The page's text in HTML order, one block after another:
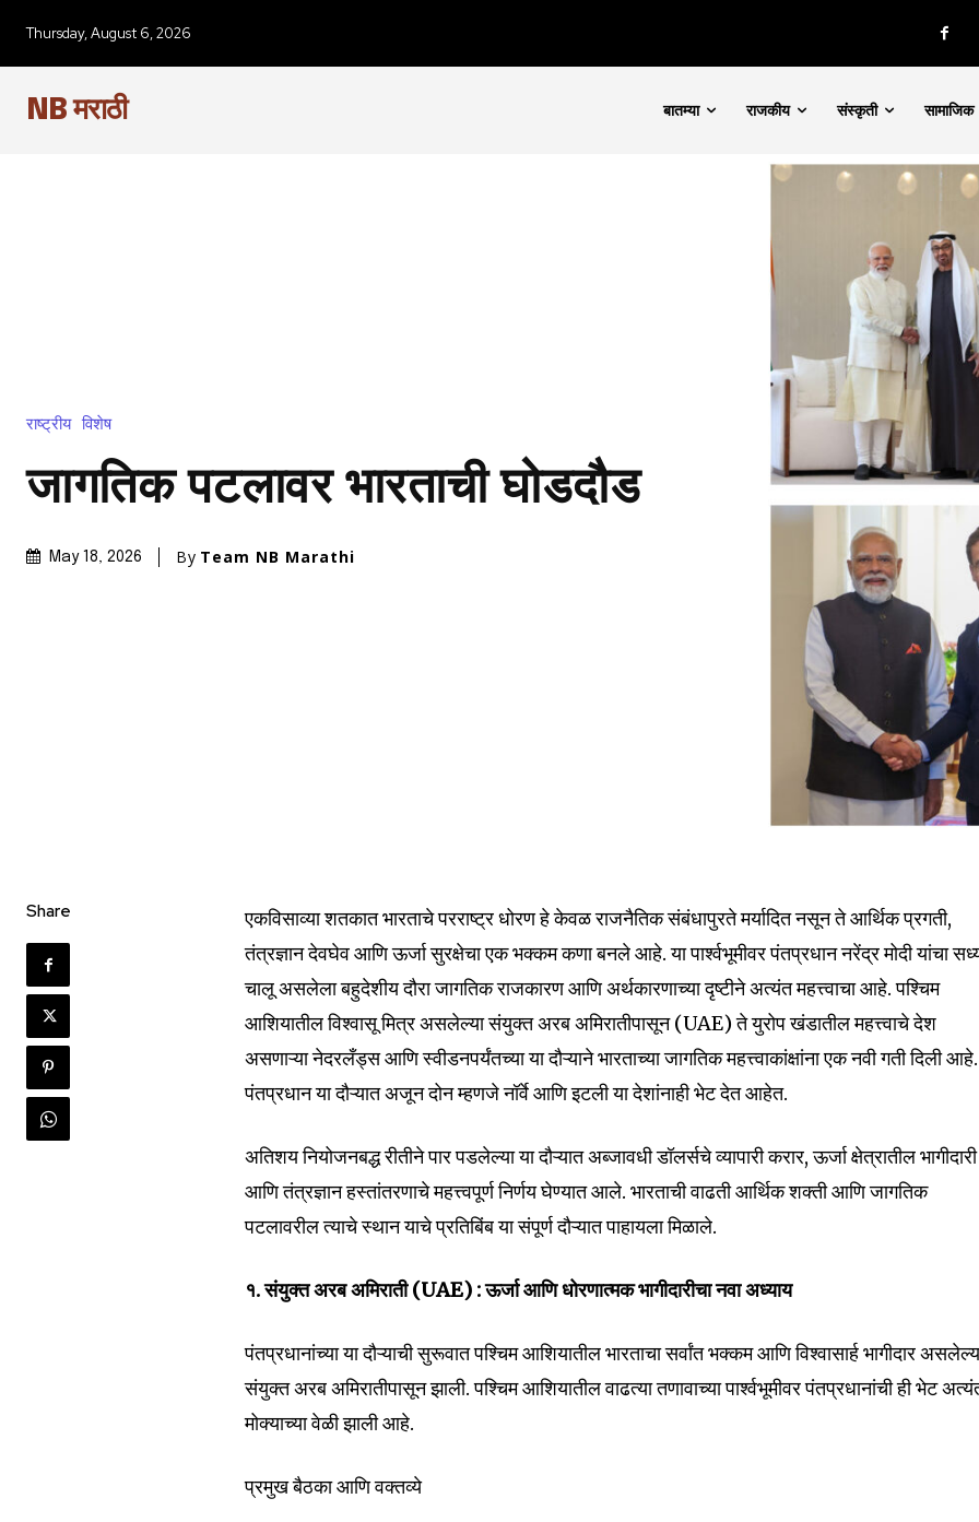
Thursday, August 6, 2026
NB मराठी बातम्या राजकीय संस्कृती सामाजिक
राष्ट्रीय विशेष
जागतिक पटलावर भारताची घोडदौड
May 18, 2026 By Team NB Marathi
Share
एकविसाव्या शतकात भारताचे परराष्ट्र धोरण हे केवळ राजनैतिक संबंधापुरते मर्यादित नसून ते आर्थिक प्रगती,
तंत्रज्ञान देवघेव आणि ऊर्जा सुरक्षेचा एक भक्कम कणा बनले आहे. या पार्श्वभूमीवर पंतप्रधान नरेंद्र मोदी यांचा
चालू असलेला बहुदेशीय दौरा जागतिक राजकारण आणि अर्थकारणाच्या दृष्टीने अत्यंत महत्त्वाचा आहे. पश्चिम
आशियातील विश्वासू मित्र असलेल्या संयुक्त अरब अमिरातीपासून (UAE) ते युरोप खंडातील महत्त्वाचे देश
असणाऱ्या नेदरलँड्स आणि स्वीडनपर्यंतच्या या दौऱ्याने भारताच्या जागतिक महत्त्वाकांक्षांना एक नवी गती दिली आहे.
पंतप्रधान या दौऱ्यात अजून दोन म्हणजे नॉर्वे आणि इटली या देशांनाही भेट देत आहेत.
अतिशय नियोजनबद्ध रीतीने पार पडलेल्या या दौऱ्यात अब्जावधी डॉलर्सचे व्यापारी करार, ऊर्जा क्षेत्रातील भागीदारी
आणि तंत्रज्ञान हस्तांतरणाचे महत्त्वपूर्ण निर्णय घेण्यात आले. भारताची वाढती आर्थिक शक्ती आणि जागतिक
पटलावरील त्याचे स्थान याचे प्रतिबिंब या संपूर्ण दौऱ्यात पाहायला मिळाले.
१. संयुक्त अरब अमिराती (UAE) : ऊर्जा आणि धोरणात्मक भागीदारीचा नवा अध्याय
पंतप्रधानांच्या या दौऱ्याची सुरूवात पश्चिम आशियातील भारताचा सर्वांत भक्कम आणि विश्वासार्ह भागीदार
संयुक्त अरब अमिरातीपासून झाली. पश्चिम आशियातील वाढत्या तणावाच्या पार्श्वभूमीवर पंतप्रधानांची ही भेट
मोक्याच्या वेळी झाली आहे.
प्रमुख बैठका आणि वक्तव्ये